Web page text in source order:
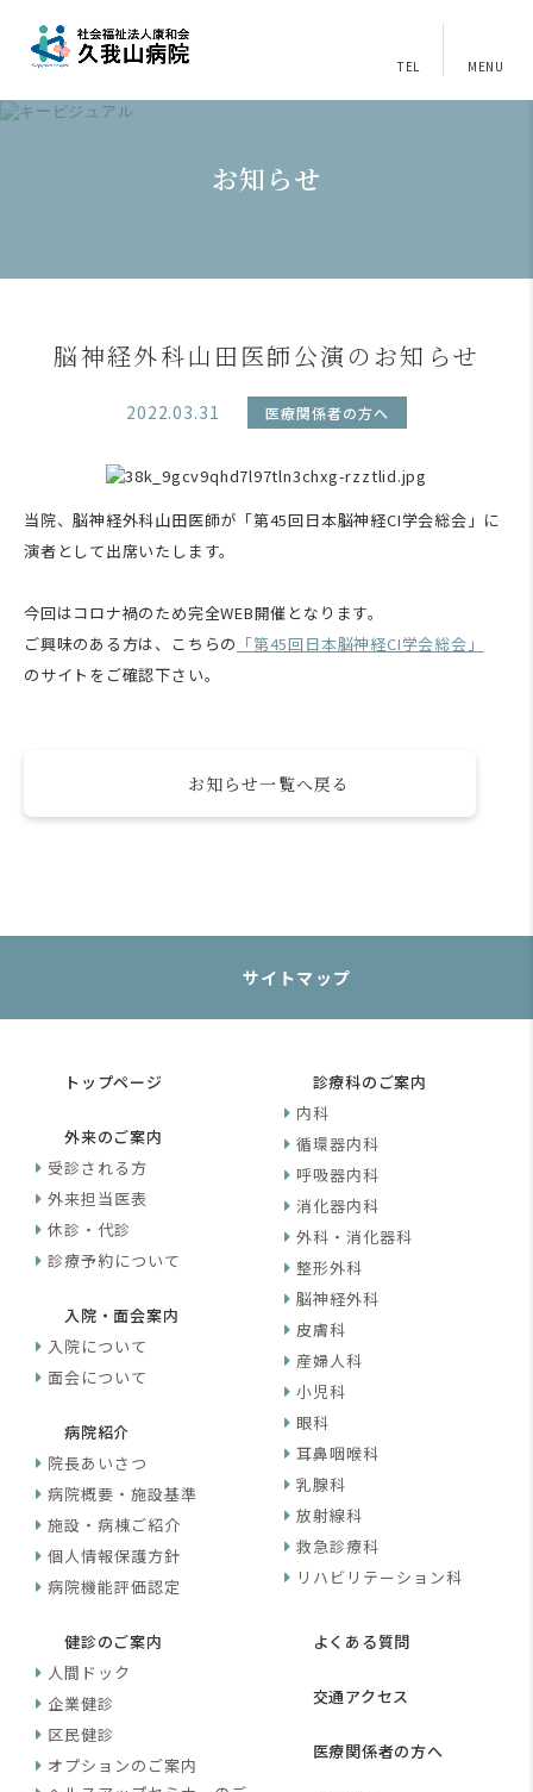
TEL MENU
お知らせ
脳神経外科山田医師公演のお知らせ
2022.03.31 医療関係者の方へ
当院、脳神経外科山田医師が「第45回日本脳神経CI学会総会」に
演者として出席いたします。
今回はコロナ禍のため完全WEB開催となります。
ご興味のある方は、こちらの 「第45回日本脳神経CI学会総会」
のサイトをご確認下さい。
お知らせ一覧へ戻る
サイトマップ
トップページ
外来のご案内
受診される方
外来担当医表
休診・代診
診療予約について
入院・面会案内
入院について
面会について
病院紹介
院長あいさつ
病院概要・施設基準
施設・病棟ご紹介
個人情報保護方針
病院機能評価認定
診療科のご案内
内科
循環器内科
呼吸器内科
消化器内科
外科・消化器科
整形外科
脳神経外科
皮膚科
産婦人科
小児科
眼科
耳鼻咽喉科
乳腺科
放射線科
救急診療科
リハビリテーション科
健診のご案内
人間ドック
企業健診
区民健診
オプションのご案内
よくある質問
交通アクセス
医療関係者の方へ